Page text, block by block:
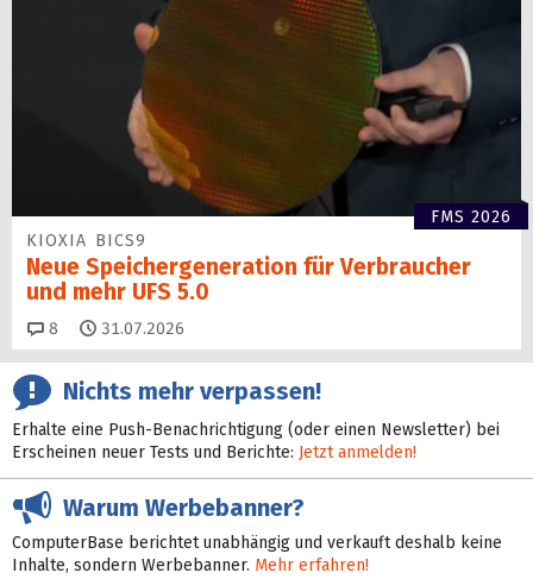
FMS 2026
KIOXIA BICS9
Neue Speichergen­eration für Verbraucher
und mehr UFS 5.0
8 Kommentare
31.07.2026
Nichts mehr verpassen!
Erhalte eine Push-Benachrichtigung (oder einen Newsletter) bei
Erscheinen neuer Tests und Berichte: Jetzt anmelden!
Warum Werbebanner?
ComputerBase berichtet unabhängig und verkauft deshalb keine
Inhalte, sondern Werbebanner. Mehr erfahren!